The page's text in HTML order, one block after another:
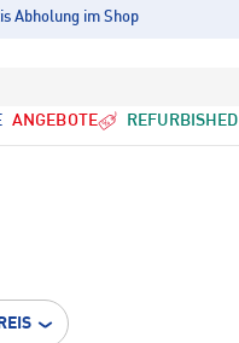
Abholung im Shop
ANGEBOTE REFURBISHED